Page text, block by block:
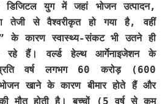
डिजिटल युग में जहां भोजन उत्पादन,
तेजी से वैश्वरीकृत हो गया है, वहीं
के कारण स्वास्थ्य-संकट भी उतने ही
हैं। वर्ल्ड हेल्थ आर्गेनाइजेशन के
वर्ष लगभग 60 करोड़ (600
खाने के कारण बीमार होते हैं और
मौत होती है। बच्चों (5 वर्ष से कम